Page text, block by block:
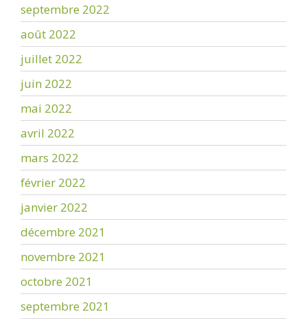
septembre 2022
août 2022
juillet 2022
juin 2022
mai 2022
avril 2022
mars 2022
février 2022
janvier 2022
décembre 2021
novembre 2021
octobre 2021
septembre 2021